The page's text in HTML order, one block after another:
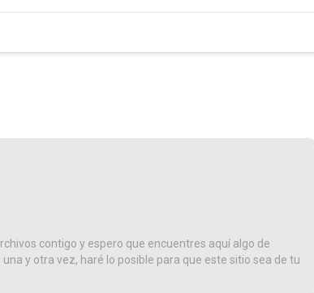
contigo y espero que encuentres aquí algo de
y otra vez, haré lo posible para que este sitio sea de tu